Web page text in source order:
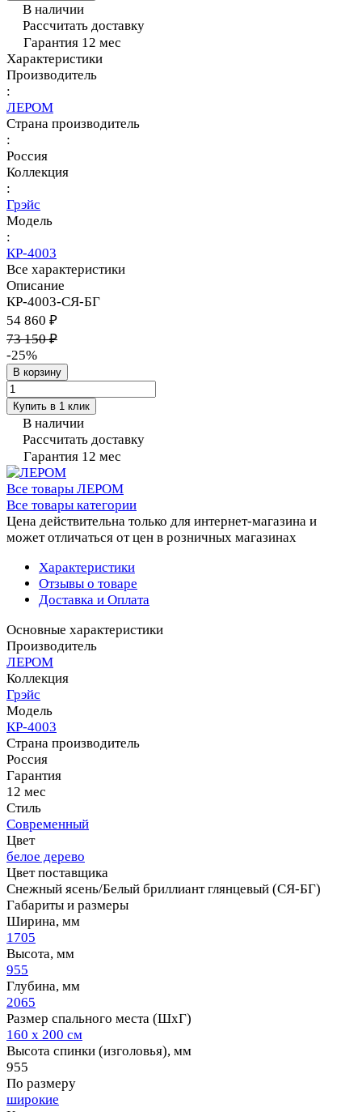
В наличии
Рассчитать доставку
Гарантия 12 мес
Характеристики
Производитель
:
ЛЕРОМ
Страна производитель
:
Россия
Коллекция
:
Грэйс
Модель
:
КР-4003
Все характеристики
Описание
КР-4003-СЯ-БГ
54 860 ₽
73 150 ₽
-25%
В корзину
Купить в 1 клик
В наличии
Рассчитать доставку
Гарантия 12 мес
Все товары ЛЕРОМ
Все товары категории
Цена действительна только для интернет-магазина и
может отличаться от цен в розничных магазинах
Характеристики
Отзывы о товаре
Доставка и Оплата
Основные характеристики
Производитель
ЛЕРОМ
Коллекция
Грэйс
Модель
КР-4003
Страна производитель
Россия
Гарантия
12 мес
Стиль
Современный
Цвет
белое дерево
Цвет поставщика
Снежный ясень/Белый бриллиант глянцевый (СЯ-БГ)
Габариты и размеры
Ширина, мм
1705
Высота, мм
955
Глубина, мм
2065
Размер спального места (ШхГ)
160 х 200 см
Высота спинки (изголовья), мм
955
По размеру
широкие